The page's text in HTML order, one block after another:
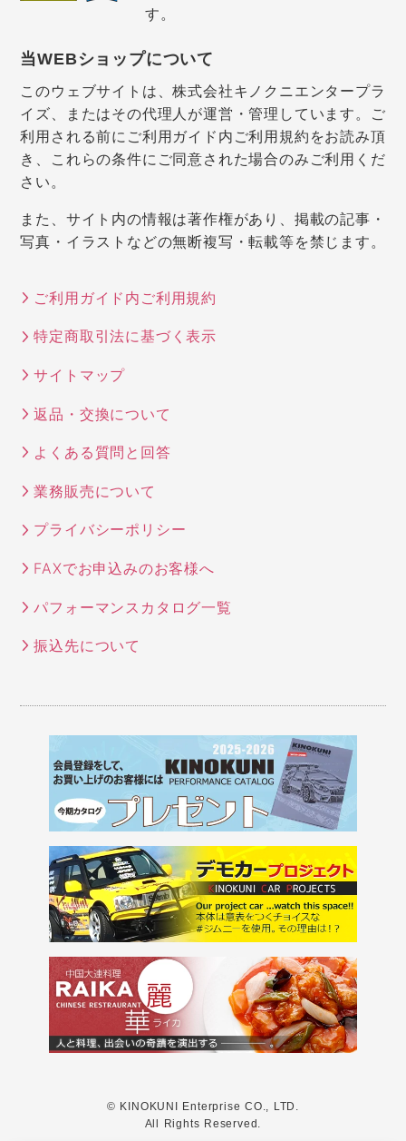
す。
当WEBショップについて
このウェブサイトは、株式会社キノクニエンタープラ
イズ、またはその代理人が運営・管理しています。ご
利用される前にご利用ガイド内ご利用規約をお読み頂
き、これらの条件にご同意された場合のみご利用くだ
さい。
また、サイト内の情報は著作権があり、掲載の記事・
写真・イラストなどの無断複写・転載等を禁じます。
ご利用ガイド内ご利用規約
特定商取引法に基づく表示
サイトマップ
返品・交換について
よくある質問と回答
業務販売について
プライバシーポリシー
FAXでお申込みのお客様へ
パフォーマンスカタログ一覧
振込先について
© KINOKUNI Enterprise CO., LTD.
All Rights Reserved.